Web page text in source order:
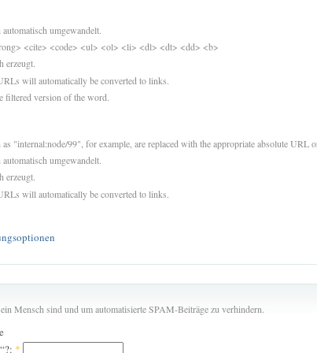
umgewandelt.
<cite> <code> <ul> <ol> <li> <dl> <dt> <dd> <b>
erzeugt.
will automatically be converted to links.
filtered version of the word.
"internal:node/99", for example, are replaced with the appropriate absolute URL
umgewandelt.
erzeugt.
will automatically be converted to links.
Mensch sind und um automatisierte SPAM-Beiträge zu verhindern.
*